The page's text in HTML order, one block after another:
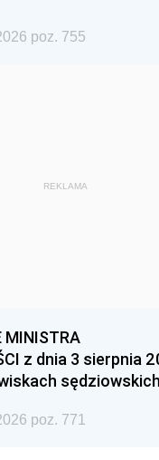
1986
1971
1956
1953
1950
poz. 755
REKLAMA
MINISTRA
z dnia 3 sierpnia
sędziowskich
poz. 771